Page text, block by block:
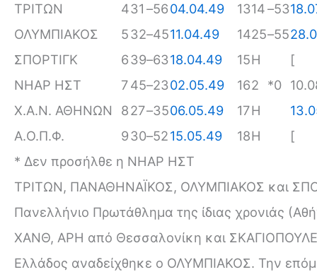
ΤΡΙΤΩΝ
431 –5604.04.49 1314–53
ΟΛΥΜΠΙΑΚΟΣ
532–4511.04.49 1425–55
ΣΠΟΡΤΙΓΚ
639–6318.04.49 15H
[
ΝΗΑΡ ΗΣΤ
745–2302.05.49 162 *0
Χ.Α.Ν. ΑΘΗΝΩΝ
827–3506.05.49 17H
Α.Ο.Π.Φ.
930–5215.05.49 18H
[
* Δεν προσήλθε η ΝΗΑΡ ΗΣΤ
ΤΡΙΤΩΝ, ΠΑΝΑΘΗΝΑΪΚΟΣ, ΟΛΥΜΠΙΑΚΟΣ και
Πανελλήνιο Πρωτάθλημα της ίδιας χρονιάς
ΧΑΝΘ, ΑΡΗ από Θεσσαλονίκη και
Ελλάδος αναδείχθηκε ο ΟΛΥΜΠΙΑΚΟΣ. Την